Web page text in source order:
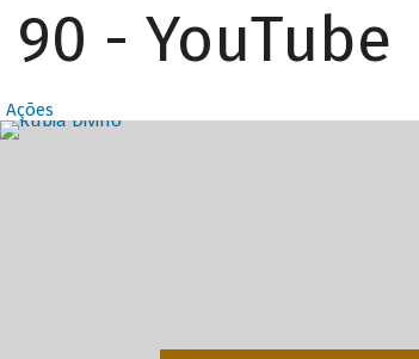
90 - YouTube
Ações
Destaques